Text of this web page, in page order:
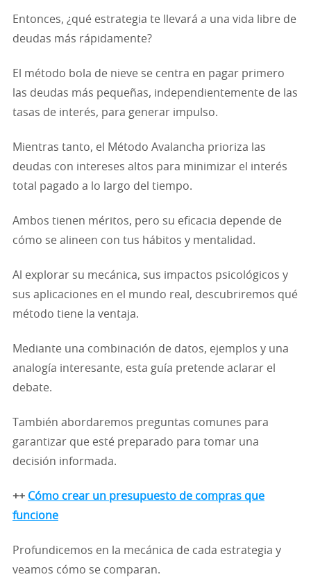
Entonces, ¿qué estrategia te llevará a una vida libre de
deudas más rápidamente?
El método bola de nieve se centra en pagar primero
las deudas más pequeñas, independientemente de las
tasas de interés, para generar impulso.
Mientras tanto, el Método Avalancha prioriza las
deudas con intereses altos para minimizar el interés
total pagado a lo largo del tiempo.
Ambos tienen méritos, pero su eficacia depende de
cómo se alineen con tus hábitos y mentalidad.
Al explorar su mecánica, sus impactos psicológicos y
sus aplicaciones en el mundo real, descubriremos qué
método tiene la ventaja.
Mediante una combinación de datos, ejemplos y una
analogía interesante, esta guía pretende aclarar el
debate.
También abordaremos preguntas comunes para
garantizar que esté preparado para tomar una
decisión informada.
++ Cómo crear un presupuesto de compras que
funcione
Profundicemos en la mecánica de cada estrategia y
veamos cómo se comparan.